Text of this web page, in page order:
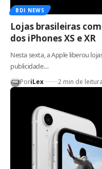
BDI NEWS
Lojas brasileiras
dos iPhones XS e XR
Nesta sexta, a Apple liberou
publicidade…
PoriLex 2 min de leitura